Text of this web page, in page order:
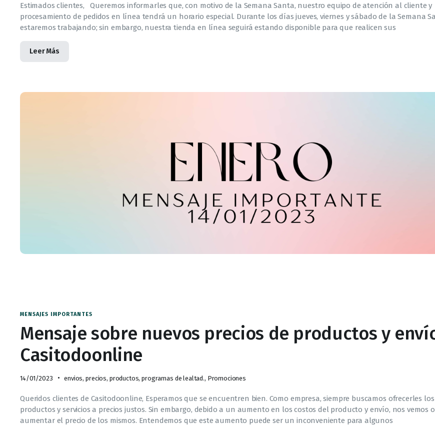
Estimados clientes, Queremos informarles que, con motivo de la Semana Santa, nuestro equipo de atención al cliente y
procesamiento de pedidos en línea tendrá un horario especial. Durante los días jueves, viernes y sábado de la Semana
estaremos trabajando; sin embargo, nuestra tienda en línea seguirá estando disponible para que realicen sus
Leer Más
MENSAJES IMPORTANTES
Mensaje sobre nuevos precios de productos y
Casitodoonline
14/01/2023 envios, precios, productos, programas de lealtad., Promociones
Queridos clientes de Casitodoonline, Esperamos que se encuentren bien. Como empresa, siempre buscamos ofrecerles
productos y servicios a precios justos. Sin embargo, debido a un aumento en los costos del producto y envío, nos vemos
aumentar el precio de los mismos. Entendemos que este aumento puede ser un inconveniente para algunos